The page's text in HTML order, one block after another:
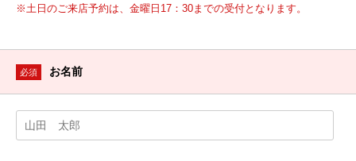
※土日のご来店予約は、金曜日17：30までの受付となります。
必須 お名前